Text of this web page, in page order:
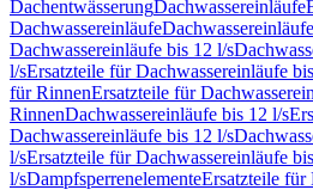
DachentwässerungDachwassereinläufe
Dachwassereinläufe
Dachwassereinläufe bis 12 l/s
l/sErsatzteile für Dachwassereinläufe
für RinnenErsatzteile für
RinnenDachwassereinläufe bis 12 l/s
Dachwassereinläufe bis 12 l/s
l/sErsatzteile für Dachwassereinläufe
l/sDampfsperrenelementeErsatzteile für